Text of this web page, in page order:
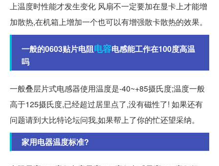
上温度时性能才发生变化 风扇不一定要加在显卡上才能增
加散热,在机箱上增加一个也可以有增强散卡散热的效果。
一般的0603贴片电阻电容电感能工作在100度高温
吗
一般叠层片式电感器使用温度是-40~+85摄氏度;温度一般
高于125摄氏度,已经超过居里点了,没有磁性了! 如果还有
问题请到大比特论坛问我,如果帮上了你的忙还望采纳。
家用电器温度标准?